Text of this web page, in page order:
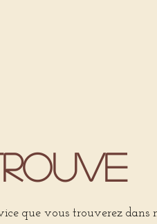
que vous trouverez dans